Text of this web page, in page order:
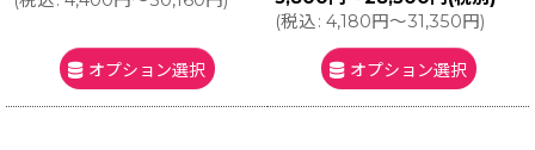
オプション選択
(税込: 4,180円～31,350円)
オプション選択